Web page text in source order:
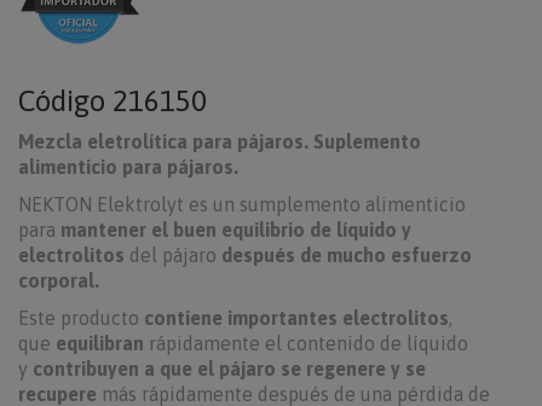
Código 216150
Mezcla eletrolítica para pájaros. Suplemento
alimenticio para pájaros.
NEKTON Elektrolyt es un sumplemento alimenticio
para mantener el buen equilibrio de líquido y
electrolitos del pájaro después de mucho esfuerzo
corporal.
Este producto contiene importantes electrolitos,
que equilibran rápidamente el contenido de líquido
y contribuyen a que el pájaro se regenere y se
recupere más rápidamente después de una pérdida de